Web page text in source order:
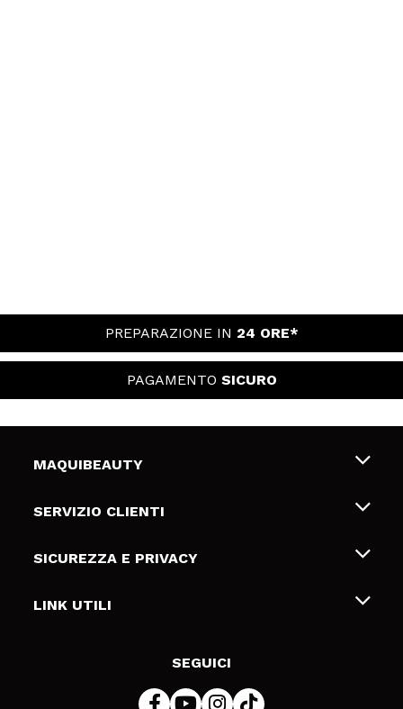
PREPARAZIONE IN 24 ORE*
PAGAMENTO SICURO
MAQUIBEAUTY
Chi siamo
Gift Cards
SERVIZIO CLIENTI
Spedizioni & Resi
Metodi di pagamamento
SICUREZZA E PRIVACY
Termini e condizioni
LINK UTILI
SEGUICI